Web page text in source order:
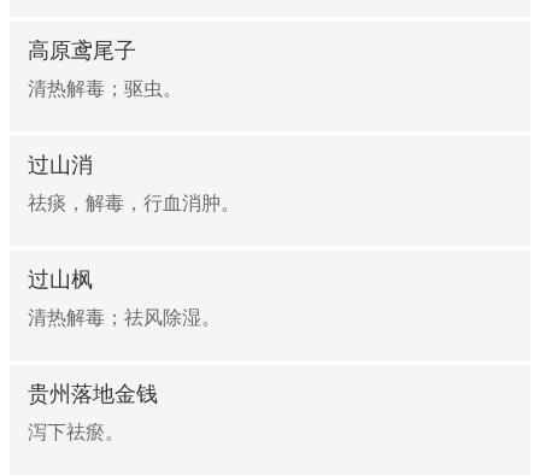
高原鸢尾子
清热解毒；驱虫。
过山消
祛痰，解毒，行血消肿。
过山枫
清热解毒；祛风除湿。
贵州落地金钱
泻下祛瘀。